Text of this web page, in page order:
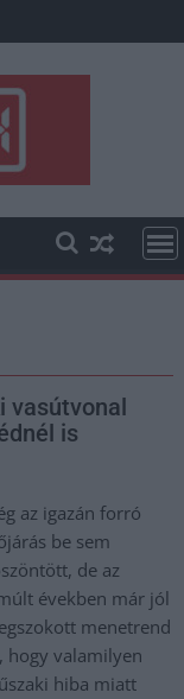
vasútvonal
is
az igazán forró
be sem
de az
években már jól
menetrend
hogy valamilyen
hiba miatt